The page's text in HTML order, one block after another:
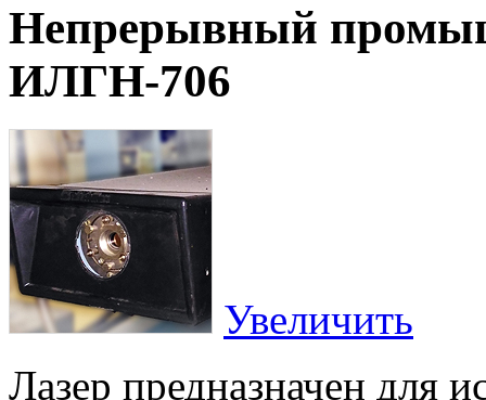
Непрерывный
ИЛГН-706
Увеличить
Лазер предназначен для